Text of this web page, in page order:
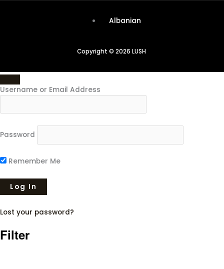
Albanian
Copyright © 2026 LUSH
Username or Email Address
Password
Remember Me
Lost your password?
Filter